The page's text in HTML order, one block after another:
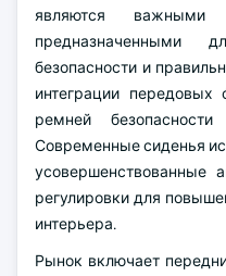
являются важными
предназначенными
безопасности и
интеграции
ремней
Современные сиденья
усовершенствованные
регулировки для
интерьера.
Рынок включает